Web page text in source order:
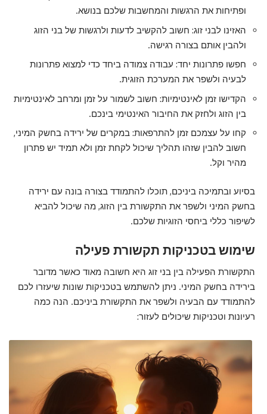
ופתיחות את הרגשות והמחשבות שלכם בנושא.
האזינו לבני זוג: חשוב להקשיב לדעות ולרגשות של בני הזוג
ולהבין אותם בצורה רגישה.
חפשו פתרונות יחד: עבודה צמודה ביחד כדי למצוא פתרונות
לבעיה ולשפר את המערכת הזוגית.
הקדישו זמן לאינטימיות: חשוב לשמור על זמן ומרחב לאינטימיות
בין הזוג ולחזק את החיבור האינטימי בינכם.
קחו על עצמכם זמן להתרפאות: במקרים של ירידה בחשק המיני,
חשוב להבין שזהו תהליך שיכול לקחת זמן ולא תמיד יש פתרון
מהיר וקל.
בסיוע ובתמיכה ביניכם, תוכלו להתמודד בצורה בונה עם ירידה
בחשק המיני ולשפר את התקשורת בין הזוג, מה שיכול להביא
לשיפור כללי ביחסי הזוגיות שלכם.
שימוש בטכניקות תקשורת פעילה
התקשורת הפעילה בין בני זוג היא חשובה מאוד כאשר מדובר
בירידה בחשק המיני. ניתן להשתמש בטכניקות שונות שיעזרו לכם
להתמודד עם הבעיה ולשפר את התקשורת ביניכם. הנה כמה
רעיונות וטכניקות שיכולים לעזור: